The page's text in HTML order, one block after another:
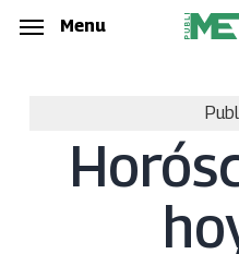
Skip
Menu
Menu